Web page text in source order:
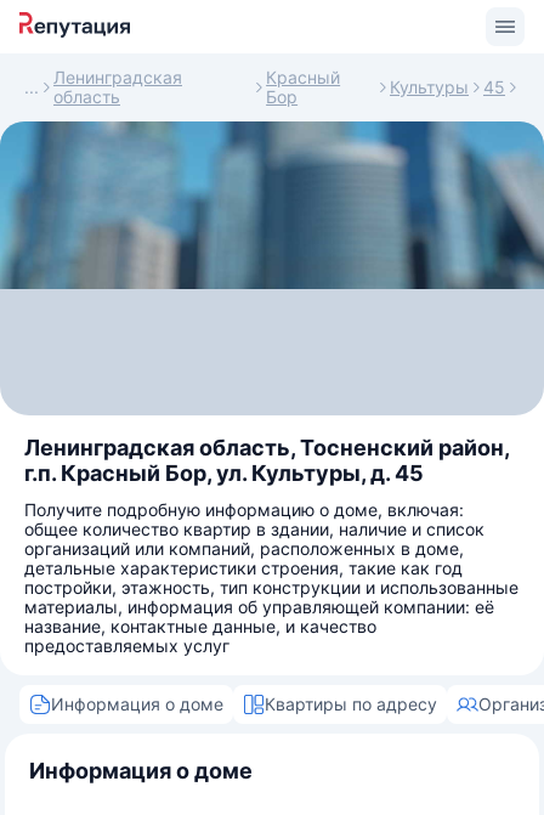
Ленинградская
область
Красный
Бор
Культуры 45
Ленинградская область, Тосненский район,
г.п. Красный Бор, ул. Культуры, д. 45
Получите подробную информацию о доме, включая:
общее количество квартир в здании, наличие и список
организаций или компаний, расположенных в доме,
детальные характеристики строения, такие как год
постройки, этажность, тип конструкции и использованные
материалы, информация об управляющей компании: её
название, контактные данные, и качество
предоставляемых услуг
Информация о доме Квартиры по адресу
Информация о доме